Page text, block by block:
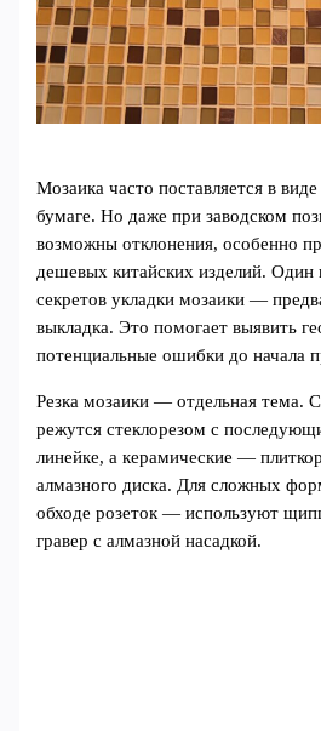
Мозаика часто поставляется в
бумаге. Но даже при заводском
возможны отклонения, особенно
дешевых китайских изделий. Один
секретов укладки мозаики —
выкладка. Это помогает выявить
потенциальные ошибки до начала
Резка мозаики — отдельная тема.
режутся стеклорезом с
линейке, а керамические —
алмазного диска. Для сложных
обходе розеток — используют
гравер с алмазной насадкой.